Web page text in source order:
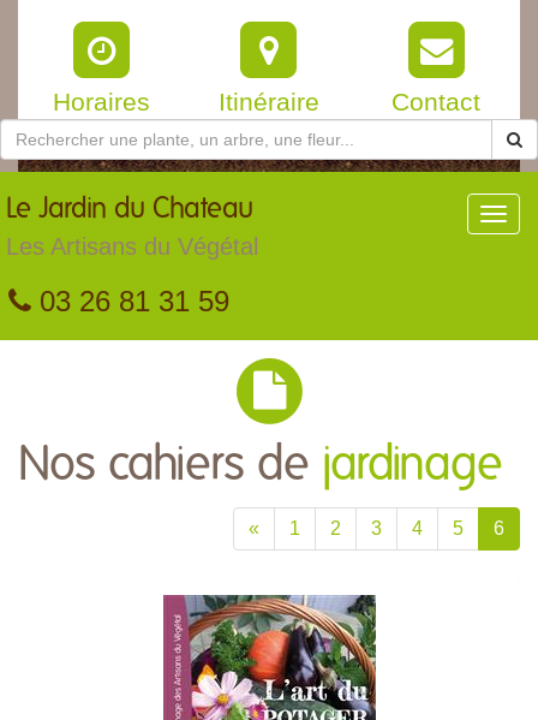
Horaires Itinéraire Contact
Le Jardin du Chateau
Les Artisans du Végétal
03 26 81 31 59
Nos cahiers de jardinage
« 1 2 3 4 5 6